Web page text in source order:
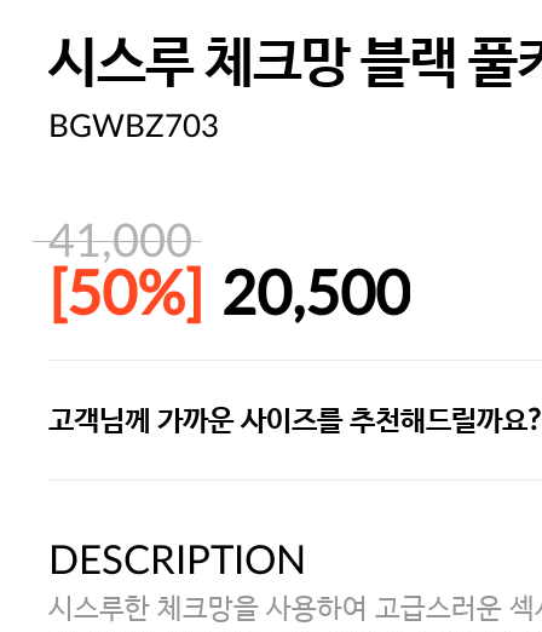
시스루 체크망 블랙 풀
BGWBZ703
41,000
[50%] 20,500
주말특가 20%(8.7~8.9)/5만원 이
[썸머블프] 2만원 할인 쿠폰(8.1~31)
고객님께 가까운 사이즈를 추천해드릴까요?
DESCRIPTION
시스루한 체크망을 사용하여 고급스러운